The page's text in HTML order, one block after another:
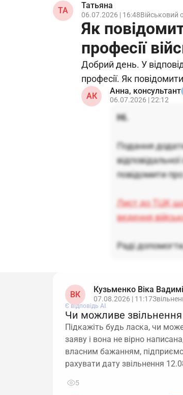
ТА
Татьяна
06.07.2026 | 16:48Військовий
Як
професії
Добрий день. У
професії. Як
АК
Анна, консультант
06.07.2026 | 22:12
Ні.
Подання
повідомити
Лист до ТЦК
ведення
Раді
ВК
Кузьменко Віка
07.08.2026 | 11:17
Є відповідь АІ
Чи можливе
Підкажіть будь ласка, чи
заяву і вона не вірно
власним бажанням,
рахувати дату звільнення
5